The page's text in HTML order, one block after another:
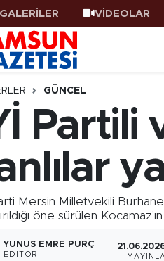
GALERİLER VİDEOLAR
GÜNCEL
Partili
Mersin Milletvekili
öne sürülen
YUNUS EMRE PURÇ
EDITÖR
Eczaneler
Vakitleri
Yoğunluk Haritası
Durumu ve Fikstür